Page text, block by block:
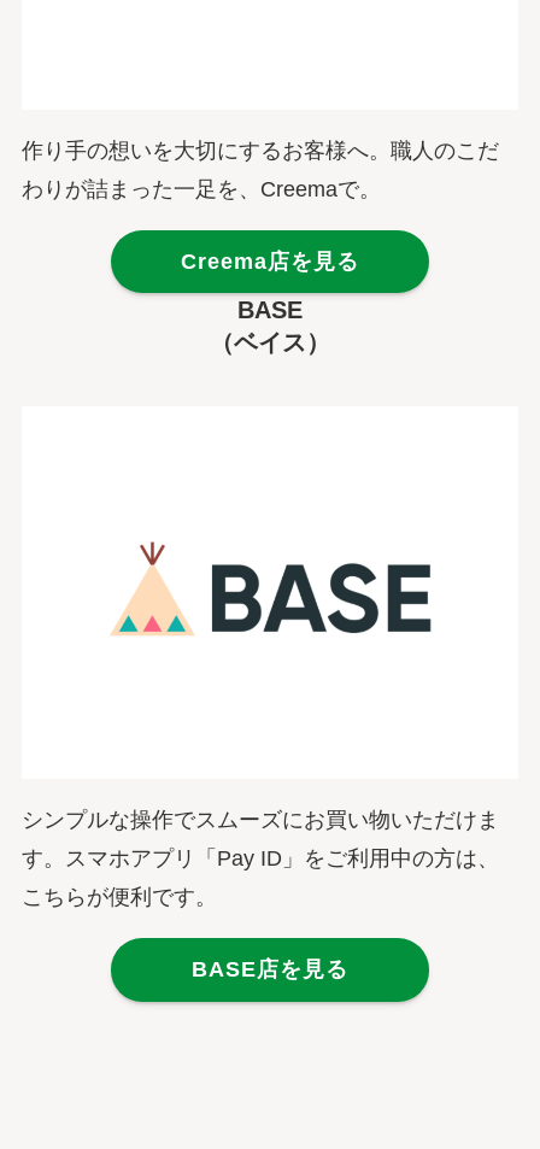
作り手の想いを大切にするお客様へ。職人のこだ
わりが詰まった一足を、Creemaで。
Creema店を見る
BASE
（ベイス）
シンプルな操作でスムーズにお買い物いただけま
す。スマホアプリ「Pay ID」をご利用中の方は、
こちらが便利です。
BASE店を見る